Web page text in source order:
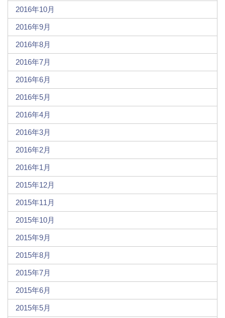
2016年10月
2016年9月
2016年8月
2016年7月
2016年6月
2016年5月
2016年4月
2016年3月
2016年2月
2016年1月
2015年12月
2015年11月
2015年10月
2015年9月
2015年8月
2015年7月
2015年6月
2015年5月